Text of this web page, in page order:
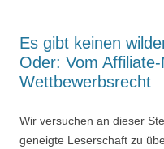
Es gibt keinen
Oder: Vom
Wettbewerbsrecht
Wir versuchen an dieser
geneigte Leserschaft zu